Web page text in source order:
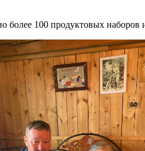
100 продуктовых наборов